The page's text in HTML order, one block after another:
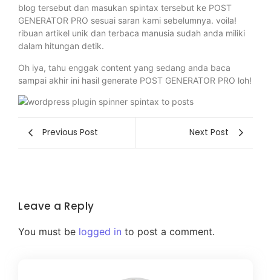
blog tersebut dan masukan spintax tersebut ke POST
GENERATOR PRO sesuai saran kami sebelumnya. voila!
ribuan artikel unik dan terbaca manusia sudah anda miliki
dalam hitungan detik.
Oh iya, tahu enggak content yang sedang anda baca
sampai akhir ini hasil generate POST GENERATOR PRO loh!
Previous Post Next Post
Leave a Reply
You must be logged in to post a comment.